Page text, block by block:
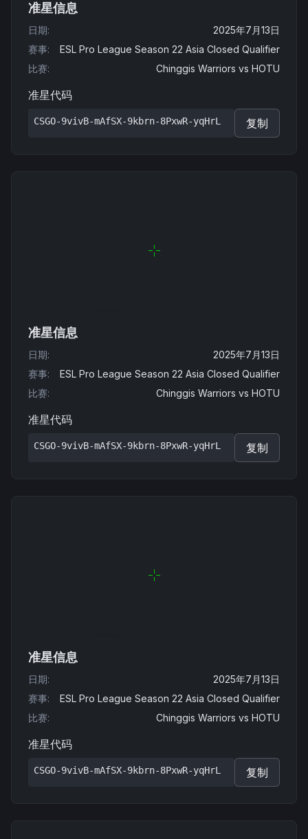
准星信息
日期:
2025年7月13日
赛事:
ESL Pro League Season 22 Asia Closed Qualifier
比赛: Chinggis Warriors vs HOTU
准星代码
CSGO-9vivB-mAfSX-9kbrn-8PxwR-yqHrL 复制
准星信息
日期:
2025年7月13日
赛事:
ESL Pro League Season 22 Asia Closed Qualifier
比赛: Chinggis Warriors vs HOTU
准星代码
CSGO-9vivB-mAfSX-9kbrn-8PxwR-yqHrL 复制
准星信息
日期:
2025年7月13日
赛事:
ESL Pro League Season 22 Asia Closed Qualifier
比赛: Chinggis Warriors vs HOTU
准星代码
CSGO-9vivB-mAfSX-9kbrn-8PxwR-yqHrL 复制